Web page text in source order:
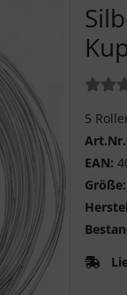
5
EAN:
Größe: